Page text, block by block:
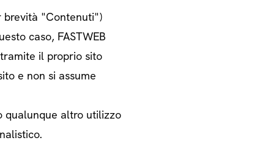
brevità "Contenuti")
caso, FASTWEB
il proprio sito
e non si assume
qualunque altro utilizzo